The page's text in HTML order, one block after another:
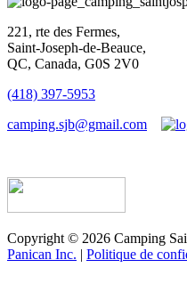
221, rte des Fermes,
Saint-Joseph-de-Beauce,
QC, Canada, G0S 2V0
(418) 397-5953
camping.sjb@gmail.com
Copyright © 2026 Camping
Panican Inc. | Politique de